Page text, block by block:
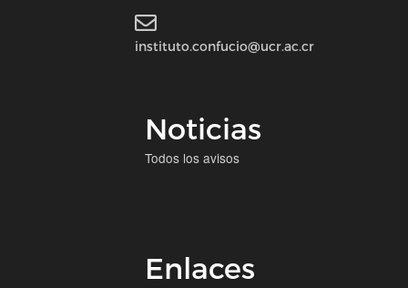
instituto.confucio@ucr.ac.cr
Noticias
Todos los avisos
Enlaces